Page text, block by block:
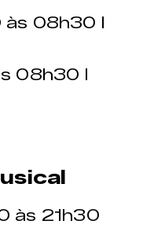
às 08h30 I
08h30 I
às 21h30